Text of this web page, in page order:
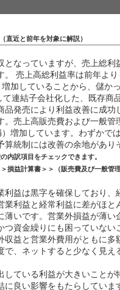
（直近と前年を対象に解説）
となっていますが、売上総利
。 売上高総利益率は前年よ
加していることから、儲か
て連結子会社化した、既存商
品発売により利益改善に成功
。売上高販売費および一般管
増加しています。わずかで
算統制には改善の余地があり
内訳項目をチェックできます。
損益計算書＞＞（販売費及び一般管
利益は黒字を確保しており、
業利益と経常利益に差がほと
薄いです。営業外損益が薄い
つ資金繰りにも困っていない
収益と営業外費用がともに多
で、ネットすると少なく見え
している利益が大きいことが
に良い影響をもたらしていま